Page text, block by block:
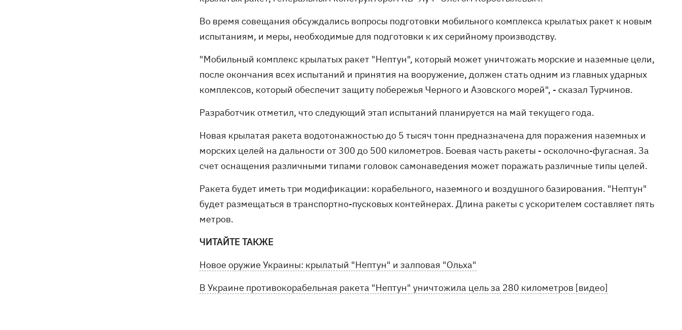
Во время совещания обсуждались вопросы подготовки мобильного комплекса крылатых ракет к новым
испытаниям, и меры, необходимые для подготовки к их серийному производству.
"Мобильный комплекс крылатых ракет "Нептун", который может уничтожать морские и наземные цели,
после окончания всех испытаний и принятия на вооружение, должен стать одним из главных ударных
комплексов, который обеспечит защиту побережья Черного и Азовского морей", - сказал Турчинов.
Разработчик отметил, что следующий этап испытаний планируется на май текущего года.
Новая крылатая ракета водотонажностью до 5 тысяч тонн предназначена для поражения наземных и
морских целей на дальности от 300 до 500 километров. Боевая часть ракеты - осколочно-фугасная. За
счет оснащения различными типами головок самонаведения может поражать различные типы целей.
Ракета будет иметь три модификации: корабельного, наземного и воздушного базирования. "Нептун"
будет размещаться в транспортно-пусковых контейнерах. Длина ракеты с ускорителем составляет пять
метров.
ЧИТАЙТЕ ТАКЖЕ
Новое оружие Украины: крылатый "Нептун" и залповая "Ольха"
В Украине противокорабельная ракета "Нептун" уничтожила цель за 280 километров [видео]